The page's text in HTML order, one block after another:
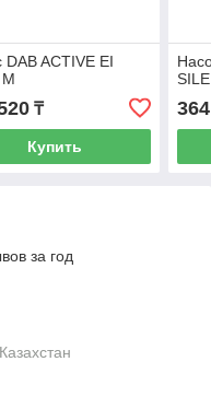
DAB ACTIVE EI
₸
Купить
за год